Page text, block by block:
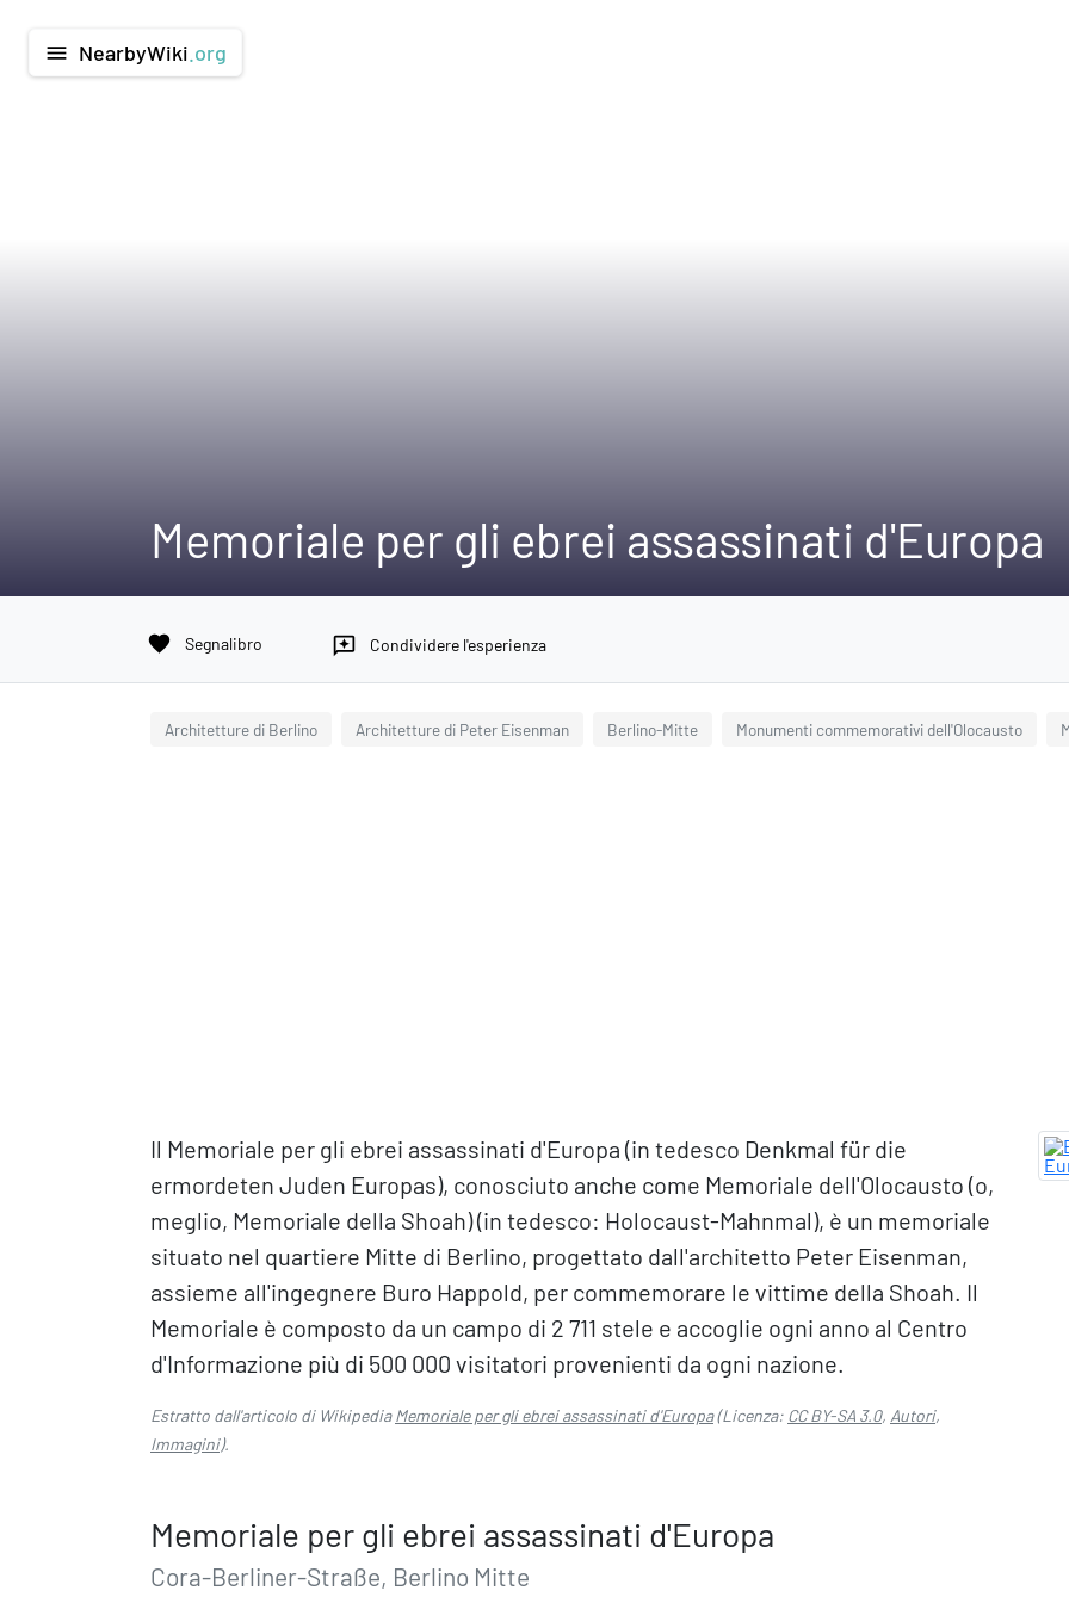
menu NearbyWiki .org
Memoriale per gli ebrei assassinati d'Europa
favorite Segnalibro reviews Condividere l'esperienza
Architetture di Berlino Architetture di Peter Eisenman Berlino-Mitte Monumenti commemorativi dell'Olocausto
Il Memoriale per gli ebrei assassinati d'Europa (in tedesco Denkmal für die
ermordeten Juden Europas), conosciuto anche come Memoriale dell'Olocausto (o,
meglio, Memoriale della Shoah) (in tedesco: Holocaust-Mahnmal), è un memoriale
situato nel quartiere Mitte di Berlino, progettato dall'architetto Peter Eisenman,
assieme all'ingegnere Buro Happold, per commemorare le vittime della Shoah. Il
Memoriale è composto da un campo di 2 711 stele e accoglie ogni anno al Centro
d'Informazione più di 500 000 visitatori provenienti da ogni nazione.
Estratto dall'articolo di WikipediaMemoriale per gli ebrei assassinati d'Europa(Licenza: CC BY-SA 3.0, Autori,
Immagini).
Memoriale per gli ebrei assassinati d'Europa
Cora-Berliner-Straße, Berlino Mitte